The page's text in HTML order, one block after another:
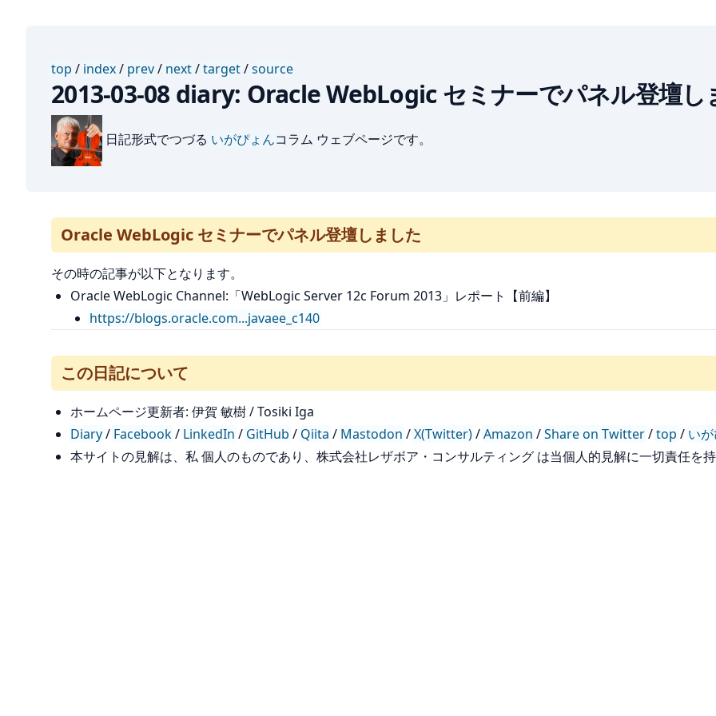
top / index/ prev/ next/target/source
2013-03-08 diary: Oracle WebLogic セミナーでパネル登壇し
日記形式でつづる いがぴょんコラム ウェブページです。
Oracle WebLogic セミナーでパネル登壇しました
その時の記事が以下となります。
Oracle WebLogic Channel:「WebLogic Server 12c Forum 2013」レポート【前編】
https://blogs.oracle.com...javaee_c140
この日記について
ホームページ更新者: 伊賀 敏樹 / Tosiki Iga
Diary/ Facebook/ LinkedIn / GitHub / Qiita / Mastodon /X(Twitter)/Amazon /Share on Twitter/top / い
本サイトの見解は、私 個人のものであり、株式会社レザボア・コンサルティング は当個人的見解に一切責任を持